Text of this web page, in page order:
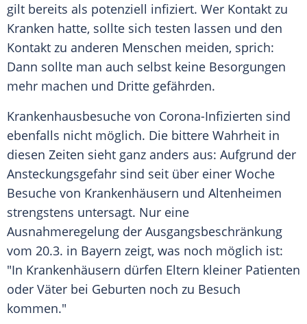
gilt bereits als potenziell infiziert. Wer Kontakt zu
Kranken hatte, sollte sich testen lassen und den
Kontakt zu anderen Menschen meiden, sprich:
Dann sollte man auch selbst keine Besorgungen
mehr machen und Dritte gefährden.
Krankenhausbesuche von Corona-Infizierten sind
ebenfalls nicht möglich. Die bittere Wahrheit in
diesen Zeiten sieht ganz anders aus: Aufgrund der
Ansteckungsgefahr sind seit über einer Woche
Besuche von Krankenhäusern und Altenheimen
strengstens untersagt. Nur eine
Ausnahmeregelung der Ausgangsbeschränkung
vom 20.3. in Bayern zeigt, was noch möglich ist:
"In Krankenhäusern dürfen Eltern kleiner Patienten
oder Väter bei Geburten noch zu Besuch
kommen."